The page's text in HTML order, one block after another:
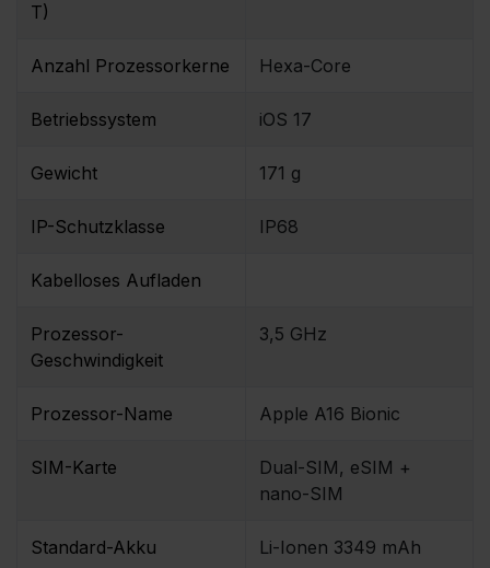
T)
Anzahl Prozessorkerne Hexa-Core
Betriebssystem iOS 17
Gewicht 171 g
IP-Schutzklasse IP68
Kabelloses Aufladen
Prozessor-
Geschwindigkeit
3,5 GHz
Prozessor-Name Apple A16 Bionic
SIM-Karte
Dual-SIM, eSIM +
nano-SIM
Standard-Akku Li-Ionen 3349 mAh